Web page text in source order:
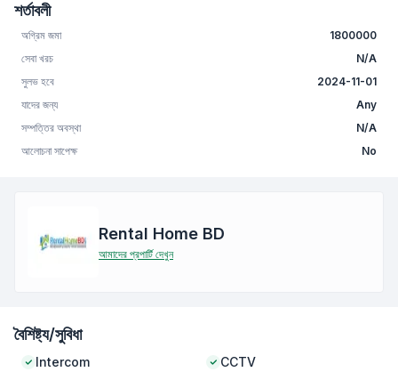
শর্তাবলী
অগ্রিম জমা
1800000
সেবা খরচ
N/A
সুলভ হবে
2024-11-01
যাদের জন্য
Any
সম্পত্তির অবস্থা
N/A
আলোচনা সাপেক্ষ
No
Rental Home BD
আমাদের প্রপার্টি দেখুন
বৈশিষ্ট্য/সুবিধা
Intercom CCTV